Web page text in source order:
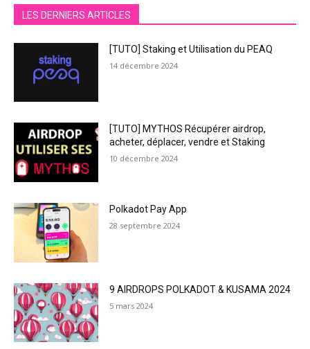
LES DERNIERS ARTICLES
[TUTO] Staking et Utilisation du PEAQ
14 décembre 2024
[TUTO] MYTHOS Récupérer airdrop,
acheter, déplacer, vendre et Staking
10 décembre 2024
Polkadot Pay App
28 septembre 2024
9 AIRDROPS POLKADOT & KUSAMA 2024
5 mars 2024